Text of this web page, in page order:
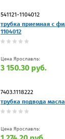
541121-1104012
трубка приемная с
1104012
Цена Ярославль:
3 150.30 руб.
7403.1118222
трубка подвода
Цена Ярославль: